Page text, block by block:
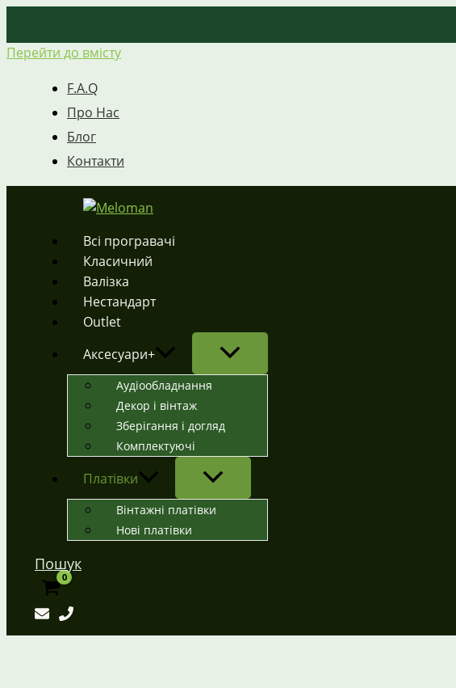
Перейти до вмісту
F.A.Q
Про Нас
Блог
Контакти
Всі програвачі
Класичний
Валізка
Нестандарт
Outlet
Аксесуари+
Аудіообладнання
Декор і вінтаж
Зберігання і догляд
Комплектуючі
Платівки
Вінтажні платівки
Нові платівки
Пошук